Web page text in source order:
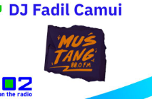
といったシリーズ企画の
伸びています！
こで言う「あざと(あざと
媚びたりナンパしたりする
て、自分の雰囲気を大切に